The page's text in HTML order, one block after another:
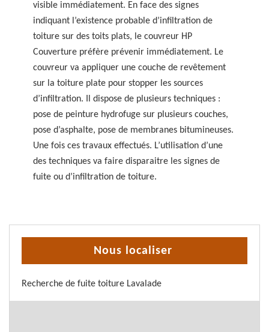
visible immédiatement. En face des signes
indiquant l’existence probable d’infiltration de
toiture sur des toits plats, le couvreur HP
Couverture préfère prévenir immédiatement. Le
couvreur va appliquer une couche de revêtement
sur la toiture plate pour stopper les sources
d’infiltration. Il dispose de plusieurs techniques :
pose de peinture hydrofuge sur plusieurs couches,
pose d’asphalte, pose de membranes bitumineuses.
Une fois ces travaux effectués. L’utilisation d’une
des techniques va faire disparaitre les signes de
fuite ou d’infiltration de toiture.
Nous localiser
Recherche de fuite toiture Lavalade